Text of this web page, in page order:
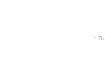
*